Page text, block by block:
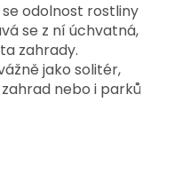
odolnost rostliny
se z ní úchvatná,
zahrady.
jako solitér,
nebo i parků